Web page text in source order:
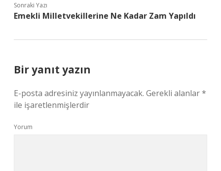
Sonraki Yazı
Emekli Milletvekillerine Ne Kadar Zam Yapıldı
Bir yanıt yazın
E-posta adresiniz yayınlanmayacak. Gerekli alanlar*
ile işaretlenmişlerdir
Yorum